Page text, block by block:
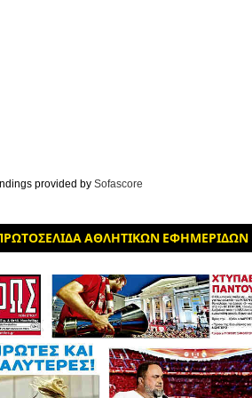
provided by Sofascore
ΑΘΛΗΤΙΚΩΝ ΕΦΗΜΕΡΙΔΩΝ